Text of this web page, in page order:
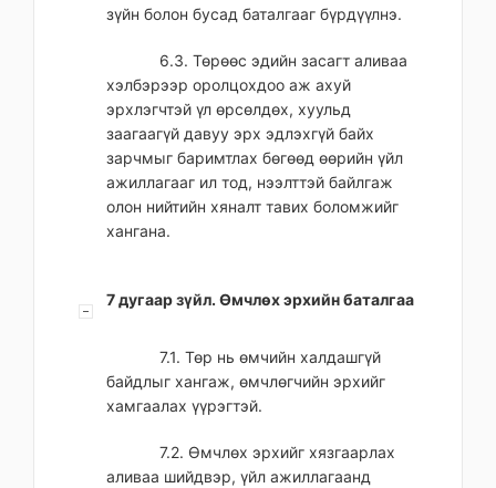
зүйн болон бусад баталгааг бүрдүүлнэ.
6.3. Төрөөс эдийн засагт аливаа
хэлбэрээр оролцохдоо аж ахуй
эрхлэгчтэй үл өрсөлдөх, хуульд
заагаагүй давуу эрх эдлэхгүй байх
зарчмыг баримтлах бөгөөд өөрийн үйл
ажиллагааг ил тод, нээлттэй байлгаж
олон нийтийн хяналт тавих боломжийг
хангана.
7 дугаар зүйл. Өмчлөх эрхийн баталгаа
7.1. Төр нь өмчийн халдашгүй
байдлыг хангаж, өмчлөгчийн эрхийг
хамгаалах үүрэгтэй.
7.2. Өмчлөх эрхийг хязгаарлах
аливаа шийдвэр, үйл ажиллагаанд